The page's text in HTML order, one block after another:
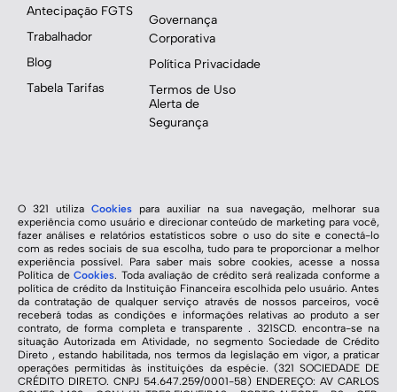
O 321 utiliza Cookies para auxiliar na sua navegação, melhorar sua
experiência como usuário e direcionar conteúdo de marketing para você,
fazer análises e relatórios estatísticos sobre o uso do site e conectá-lo
com as redes sociais de sua escolha, tudo para te proporcionar a melhor
experiência possível. Para saber mais sobre cookies, acesse a nossa
Política de Cookies. Toda avaliação de crédito será realizada conforme a
política de crédito da Instituição Financeira escolhida pelo usuário. Antes
da contratação de qualquer serviço através de nossos parceiros, você
receberá todas as condições e informações relativas ao produto a ser
contrato, de forma completa e transparente . 321SCD. encontra-se na
situação Autorizada em Atividade, no segmento Sociedade de Crédito
Direto , estando habilitada, nos termos da legislação em vigor, a praticar
operações permitidas às instituições da espécie. (321 SOCIEDADE DE
CRÉDITO DIRETO. CNPJ 54.647.259/0001-58) ENDEREÇO: AV CARLOS
Antecipação FGTS
Trabalhador
Blog
Tabela Tarifas
Governança
Corporativa
Política Privacidade
Termos de Uso
Alerta de
Segurança